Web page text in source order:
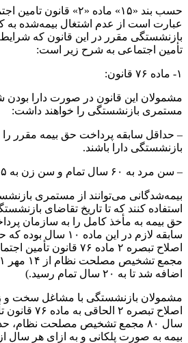
حسب بند «۱۵» ماده «۲»
عبارت است از عدم اشتغال بیمه‌شده
بازنشستگی مقرر در این قانون که
تأمین اجتماعی به شرح زیر است:
۱- ماده ۷۶ قانون:
مشمولان این قانون در صورت دارا بودن
مستمری بازنشستگی را خواهند داشت:
– حداقل سابقه پرداخت حق بیمه مقرر را
بازنشستگی دارا باشند.
– سن مرد به ۶۰ سال تمام و سن زن به ۵۵ سال تمام رسیده باشد.
حق بیمه به مأخذ کامل را به سازمان
اضافه شد تا به ۲۰ سال تمام رسید.)
مشمولان بازنشستگی با مشاغل سخت و
اصلاح تبصره
سال ۸۰ مجمع تشخیص مصلحت
بیمه به صورت پلکانی و به ازای هر سال